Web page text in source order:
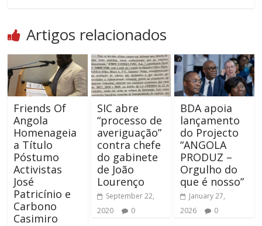
Artigos relacionados
Friends Of
Angola
Homenageia
a Título
Póstumo
Activistas
José
Patricínio e
Carbono
Casimiro
SIC abre
“processo de
averiguação”
contra chefe
do gabinete
de João
Lourenço
September 22,
2020
0
BDA apoia
lançamento
do Projecto
“ANGOLA
PRODUZ –
Orgulho do
que é nosso”
January 27,
2026
0